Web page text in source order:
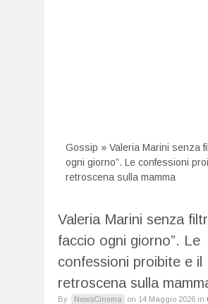
Gossip » Valeria Marini senza
ogni giorno”. Le confessioni
retroscena sulla mamma
Valeria Marini senza
faccio ogni giorno”. Le
confessioni proibite e il
retroscena sulla
By NewsCinema on 14 Maggio 2026 in